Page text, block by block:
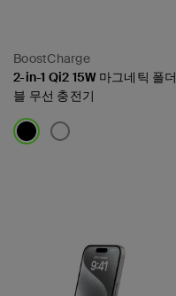
BoostCharge
2-in-1 Qi2 15W 마그네틱 폴더
블 무선 충전기